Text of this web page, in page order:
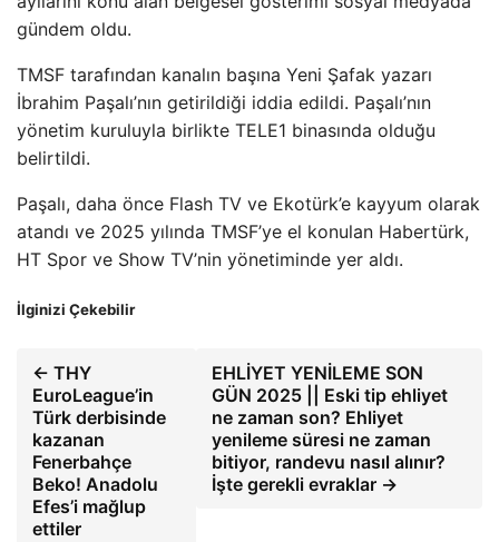
gündem oldu.
TMSF tarafından kanalın başına Yeni Şafak yazarı
İbrahim Paşalı’nın getirildiği iddia edildi. Paşalı’nın
yönetim kuruluyla birlikte TELE1 binasında olduğu
belirtildi.
Paşalı, daha önce Flash TV ve Ekotürk’e kayyum olarak
atandı ve 2025 yılında TMSF’ye el konulan Habertürk,
HT Spor ve Show TV’nin yönetiminde yer aldı.
İlginizi Çekebilir
← THY
EuroLeague’in
Türk derbisinde
kazanan
Fenerbahçe
Beko! Anadolu
Efes’i mağlup
ettiler
EHLİYET YENİLEME SON
GÜN 2025 || Eski tip ehliyet
ne zaman son? Ehliyet
yenileme süresi ne zaman
bitiyor, randevu nasıl alınır?
İşte gerekli evraklar →